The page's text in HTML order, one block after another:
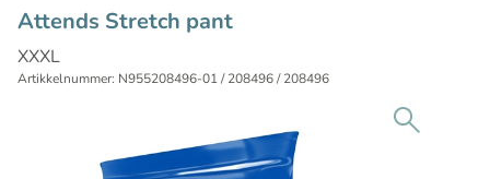
Attends Stretch pant
XXXL
Artikkelnummer: N955208496-01 / 208496 / 208496